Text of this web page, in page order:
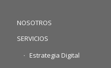
NOSOTROS
SERVICIOS
Estrategia Digital